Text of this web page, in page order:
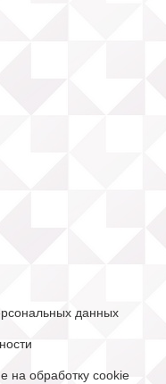
данных
на обработку cookie